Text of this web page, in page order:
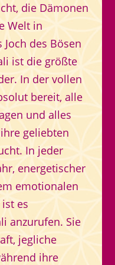
die Dämonen
Welt in
des Bösen
ist die größte
In der vollen
bereit, alle
und alles
geliebten
In jeder
energetischer
emotionalen
es
anzurufen. Sie
jegliche
ihre